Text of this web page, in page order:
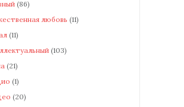
(86)
любовь (11)
(11)
(103)
(21)
(1)
(20)